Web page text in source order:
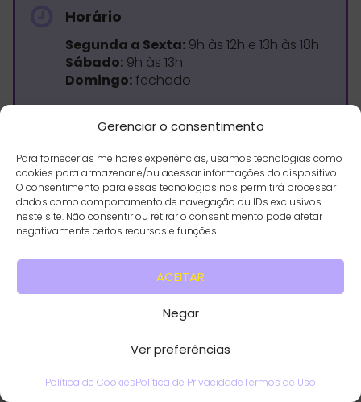
Gerenciar o consentimento
Para fornecer as melhores experiências, usamos tecnologias como
cookies para armazenar e/ou acessar informações do dispositivo.
O consentimento para essas tecnologias nos permitirá processar
dados como comportamento de navegação ou IDs exclusivos
neste site. Não consentir ou retirar o consentimento pode afetar
negativamente certos recursos e funções.
ACEITAR
Negar
Ver preferências
Política de CookiesPolítica de PrivacidadeTermos de Uso
Horário
Segunda a Sexta: 9h às 12h e 13h às 18h
Sábado: 9h às 13h
Domingo: fechado
Entregar Flores em Domicílio